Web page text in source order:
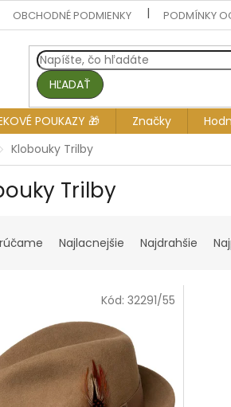
OBCHODNÉ PODMIENKY PODMÍNKY
HĽADAŤ
POUKAZY 🎁 Značky
Klobouky Trilby
Trilby
Najlacnejšie Najdrahšie
Kód: 32291/55